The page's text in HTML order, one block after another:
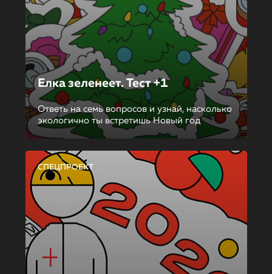
Елка зеленеет. Тест +1
Ответь на семь вопросов и узнай, насколько
экологично ты встретишь Новый год
СПЕЦПРОЕКТ